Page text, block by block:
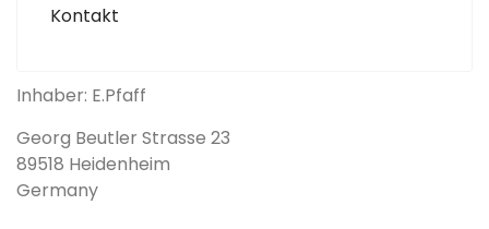
Kontakt
Inhaber: E.Pfaff
Georg Beutler Strasse 23
89518 Heidenheim
Germany